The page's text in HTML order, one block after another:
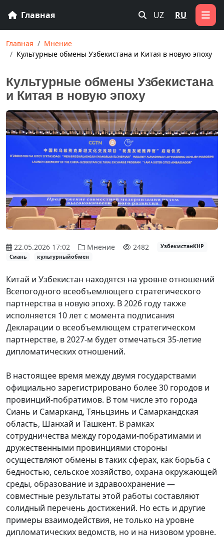
Главная UZ RU
Главная
Мнение
Культурные обмены Узбекистана и Китая в новую эпоху
Культурные обмены Узбекистана
и Китая в новую эпоху
22.05.2026 17:02 Мнение 2482
УзбекистанКНР
Сиань
культурныйобмен
Китай и Узбекистан находятся на уровне отношений
Всепогодного всеобъемлющего стратегического
партнерства в новую эпоху. В 2026 году также
исполняется 10 лет с момента подписания
Декларации о всеобъемлющем стратегическом
партнерстве, в 2027-м будет отмечаться 35-летие
дипломатических отношений.
В настоящее время между двумя государствами
официально зарегистрировано более 30 городов и
провинций-побратимов. В том числе это города
Сиань и Самарканд, Тяньцзинь и Самаркандская
область, Шанхай и Ташкент. В рамках
сотрудничества между городами-побратимами и
дружественными провинциями стороны
осуществляют обмены в таких сферах, как борьба с
бедностью, сельское хозяйство, охрана окружающей
среды, образование и здравоохранение —
совместные результаты этой работы составляют
солидный перечень достижений. Но есть и другие
примеры взаимодействия, не только на уровне
дипломатических ведомств, но и на низовом уровне.